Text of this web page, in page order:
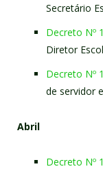
Secretário
Decreto Nº
Diretor
Decreto Nº
de servidor
Abril
Decreto Nº